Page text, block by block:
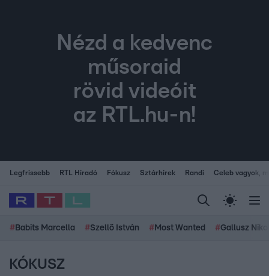
Nézd a kedvenc
műsoraid
rövid videóit
az RTL.hu-n!
Legfrissebb RTL Híradó Fókusz Sztárhírek Randi Celeb vagyok,
# Babits Marcella #Szellő István # Most Wanted #Gallusz
KÓKUSZ